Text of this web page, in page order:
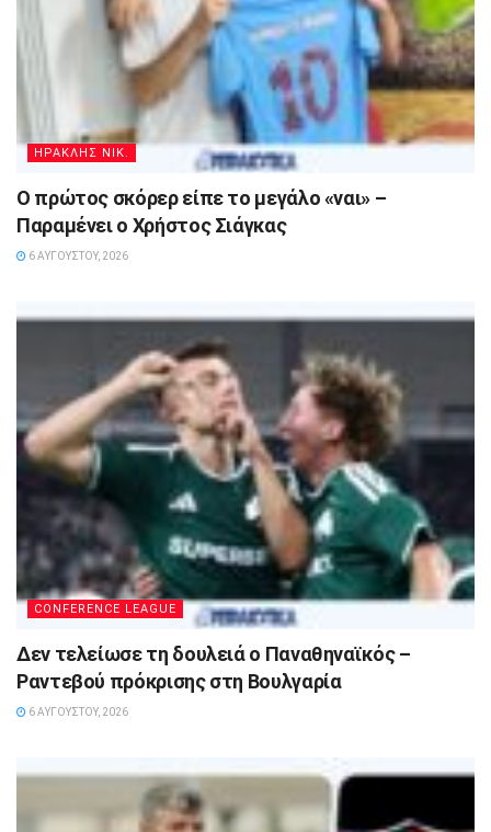
ΗΡΑΚΛΗΣ ΝΙΚ.
Ο πρώτος σκόρερ είπε το μεγάλο «ναι» –
Παραμένει ο Χρήστος Σιάγκας
6 ΑΥΓΟΎΣΤΟΥ, 2026
CONFERENCE LEAGUE
Δεν τελείωσε τη δουλειά ο Παναθηναϊκός –
Ραντεβού πρόκρισης στη Βουλγαρία
6 ΑΥΓΟΎΣΤΟΥ, 2026